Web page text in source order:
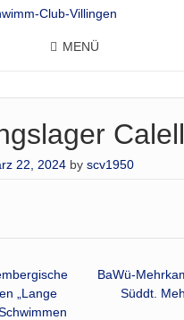
MENÜ
22, 2024 by scv1950
„Lange
BaWü-
Süddt.